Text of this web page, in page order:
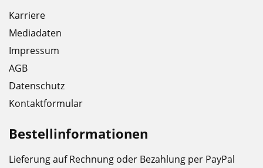
Karriere
Mediadaten
Impressum
AGB
Datenschutz
Kontaktformular
Bestellinformationen
Lieferung auf Rechnung oder Bezahlung per PayPal